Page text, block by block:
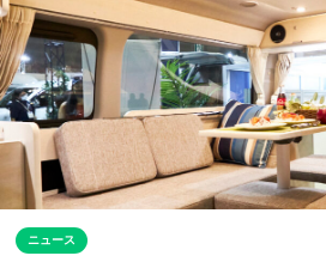
ニュース